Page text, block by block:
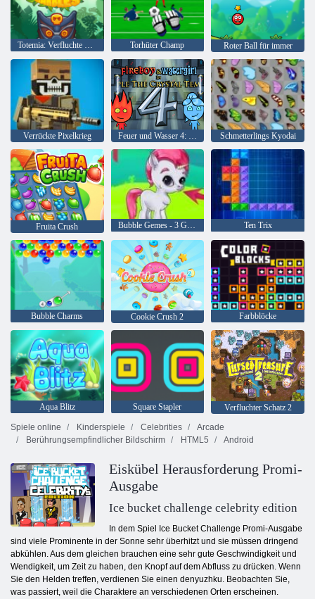
Totemia: Verfluchte Murmeln Torhüter Champ Roter Ball für immer
Verrückte Pixelkrieg Feuer und Wasser 4: Kristalltempel Schmetterlings Kyodai
Fruita Crush Bubble Gemes - 3 Gewinnt Ten Trix
Bubble Charms Cookie Crush 2 Farbblöcke
Aqua Blitz Square Stapler
Verfluchter Schatz 2
Spiele online
Kinderspiele Celebrities
Arcade
Berührungsempfindlicher Bildschirm
HTML5 Android
Eiskübel Herausforderung Promi-
Ausgabe
Ice bucket challenge celebrity edition
In dem Spiel Ice Bucket Challenge Promi-Ausgabe
sind viele Prominente in der Sonne sehr überhitzt und sie müssen dringend
abkühlen. Aus dem gleichen brauchen eine sehr gute Geschwindigkeit und
Wendigkeit, um Zeit zu haben, den Knopf auf dem Abfluss zu drücken. Wenn
Sie den Helden treffen, verdienen Sie einen denyuzhku. Beobachten Sie,
was passiert, weil die Charaktere an verschiedenen Orten erscheinen.